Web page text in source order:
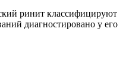
ринит классифицируют
диагностировано у его